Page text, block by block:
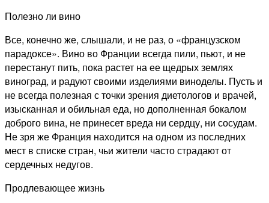
Полезно ли вино
Все, конечно же, слышали, и не раз, о «французском
парадоксе». Вино во Франции всегда пили, пьют, и не
перестанут пить, пока растет на ее щедрых землях
виноград, и радуют своими изделиями виноделы. Пусть и
не всегда полезная с точки зрения диетологов и врачей,
изысканная и обильная еда, но дополненная бокалом
доброго вина, не принесет вреда ни сердцу, ни сосудам.
Не зря же Франция находится на одном из последних
мест в списке стран, чьи жители часто страдают от
сердечных недугов.
Продлевающее жизнь